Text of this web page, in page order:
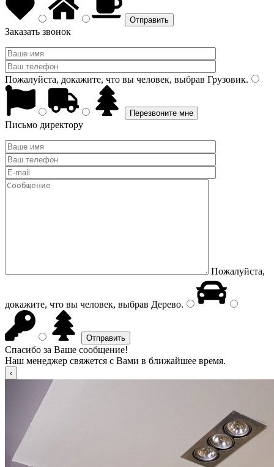
Заказать звонок
Пожалуйста, докажите, что вы человек, выбрав Грузовик.
Письмо директору
Пожалуйста,
докажите, что вы человек, выбрав Дерево.
Спасибо за Ваше сообщение!
Наш менеджер свяжется с Вами в ближайшее время.